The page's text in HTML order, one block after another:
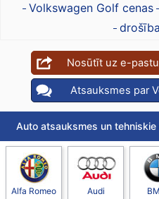
Volkswagen Golf cenas
drošība
Nosūtīt uz e-
Atsauksmes par
Auto atsauksmes un tehniskie
Alfa Romeo Audi